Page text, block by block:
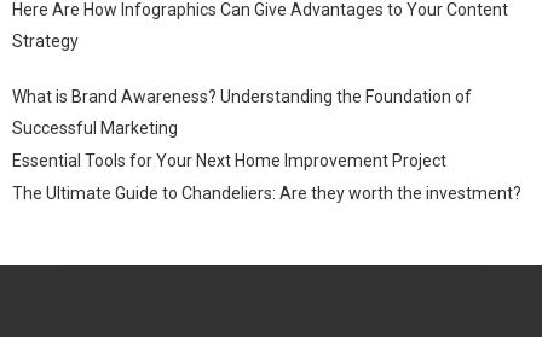
Here Are How Infographics Can Give Advantages to Your Content
Strategy
What is Brand Awareness? Understanding the Foundation of
Successful Marketing
Essential Tools for Your Next Home Improvement Project
The Ultimate Guide to Chandeliers: Are they worth the investment?